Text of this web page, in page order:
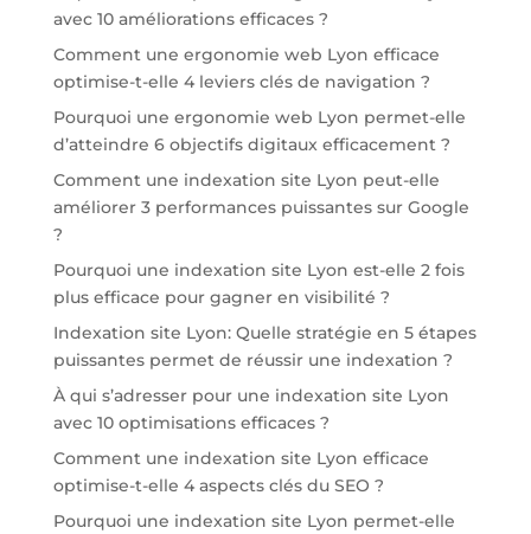
avec 10 améliorations efficaces ?
Comment une ergonomie web Lyon efficace
optimise-t-elle 4 leviers clés de navigation ?
Pourquoi une ergonomie web Lyon permet-elle
d’atteindre 6 objectifs digitaux efficacement ?
Comment une indexation site Lyon peut-elle
améliorer 3 performances puissantes sur Google
?
Pourquoi une indexation site Lyon est-elle 2 fois
plus efficace pour gagner en visibilité ?
Indexation site Lyon: Quelle stratégie en 5 étapes
puissantes permet de réussir une indexation ?
À qui s’adresser pour une indexation site Lyon
avec 10 optimisations efficaces ?
Comment une indexation site Lyon efficace
optimise-t-elle 4 aspects clés du SEO ?
Pourquoi une indexation site Lyon permet-elle